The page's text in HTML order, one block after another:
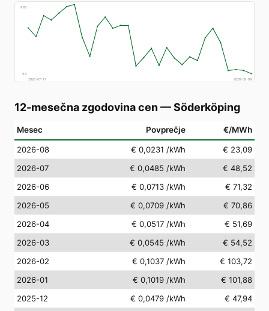
€83
€4
2026-07-11
2026-08-09
12-mesečna zgodovina cen —Söderköping
Mesec Povprečje €/MWh
2026-08 € 0,0231 /kWh
€ 23,09
2026-07
€ 0,0485 /kWh
€ 48,52
2026-06
€ 0,0713 /kWh
€ 71,32
2026-05
€ 0,0709 /kWh
€ 70,86
2026-04
€ 0,0517 /kWh
€ 51,69
2026-03
€ 0,0545 /kWh
€ 54,52
2026-02
€ 0,1037 /kWh
€ 103,72
2026-01
€ 0,1019 /kWh
€ 101,88
2025-12
€ 0,0479 /kWh
€ 47,94